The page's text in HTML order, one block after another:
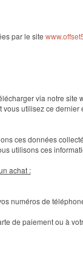
par le site
via notre site
utilisez ce dernier
ces données
utilisons ces
achat :
numéros de
de paiement ou à